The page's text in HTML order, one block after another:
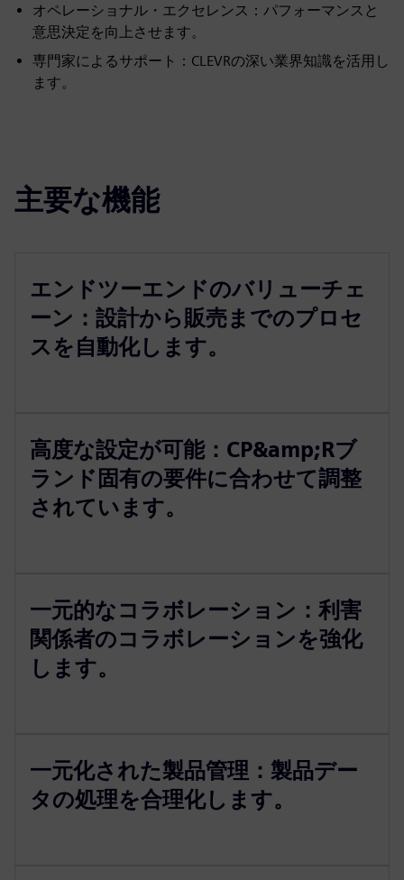
オペレーショナル・エクセレンス：パフォーマンスと
意思決定を向上させます。
専門家によるサポート：CLEVRの深い業界知識を活用し
ます。
主要な機能
エンドツーエンドのバリューチェ
ーン：設計から販売までのプロセ
スを自動化します。
高度な設定が可能：CP&amp;Rブ
ランド固有の要件に合わせて調整
されています。
一元的なコラボレーション：利害
関係者のコラボレーションを強化
します。
一元化された製品管理：製品デー
タの処理を合理化します。